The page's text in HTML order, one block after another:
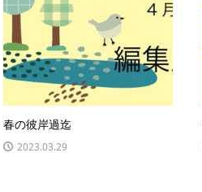
春の彼岸過迄
2023.03.29